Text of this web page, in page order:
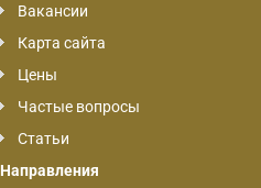
Вакансии
Карта сайта
Цены
Частые вопросы
Статьи
Направления